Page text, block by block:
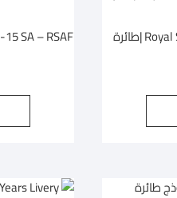
Royal Saudi Air Force F-35A RSAF |طائرة